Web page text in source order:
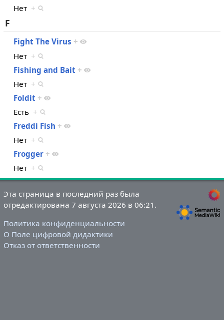
Нет +
F
Fight The Virus +
Нет +
Fishing and Bait +
Нет +
Foldit +
Есть +
Freddi Fish +
Нет +
Frogger +
Нет +
Эта страница в последний раз была
отредактирована 7 августа 2026 в 06:21.
Политика конфиденциальности
О Поле цифровой дидактики
Отказ от ответственности